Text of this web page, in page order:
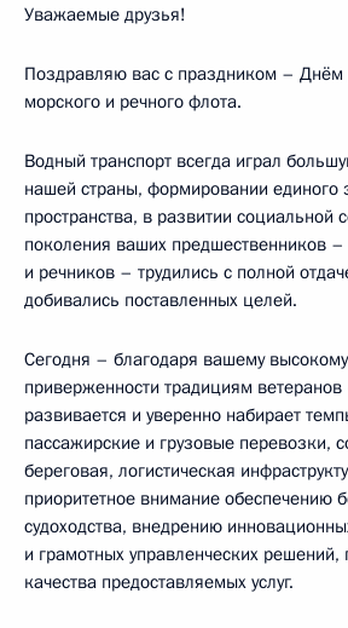
Уважаемые друзья!
Поздравляю вас с праздником – Днём
морского и речного флота.
Водный транспорт всегда играл
нашей страны, формировании единого
пространства, в развитии
поколения ваших предшественников
и речников – трудились с полной
добивались поставленных целей.
Сегодня – благодаря вашему
приверженности традициям ветеранов
развивается и уверенно набирает
пассажирские и грузовые перевозки,
береговая, логистическая
приоритетное внимание обеспечению
судоходства, внедрению
и грамотных управленческих
качества предоставляемых услуг.